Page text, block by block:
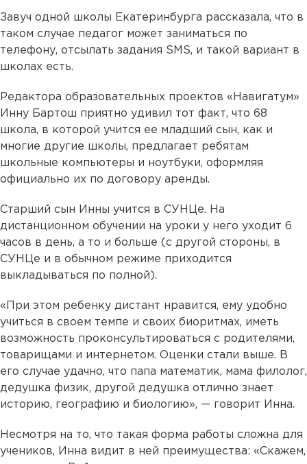
Завуч одной школы Екатеринбурга рассказала, что в
таком случае педагог может заниматься по
телефону, отсылать задания SMS, и такой вариант в
школах есть.
Редактора образовательных проектов «Навигатум»
Инну Бартош приятно удивил тот факт, что 68
школа, в которой учится ее младший сын, как и
многие другие школы, предлагает ребятам
школьные компьютеры и ноутбуки, оформляя
официально их по договору аренды.
Старший сын Инны учится в СУНЦе. На
дистанционном обучении на уроки у него уходит 6
часов в день, а то и больше (с другой стороны, в
СУНЦе и в обычном режиме приходится
выкладываться по полной).
«При этом ребенку дистант нравится, ему удобно
учиться в своем темпе и своих биоритмах, иметь
возможность проконсультироваться с родителями,
товарищами и интернетом. Оценки стали выше. В
его случае удачно, что папа математик, мама филолог,
дедушка физик, другой дедушка отлично знает
историю, географию и биологию», — говорит Инна.
Несмотря на то, что такая форма работы сложна для
учеников, Инна видит в ней преимущества: «Скажем,